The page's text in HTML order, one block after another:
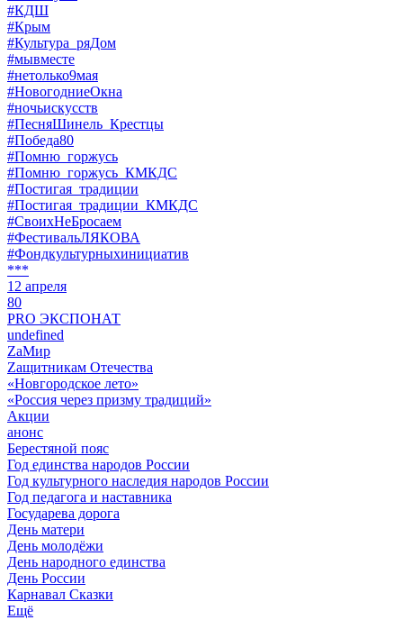
#КДШ
#Крым
#Культура_ряДом
#мывместе
#нетолько9мая
#НовогодниеОкна
#ночьискусств
#ПесняШинель_Крестцы
#Победа80
#Помню_горжусь
#Помню_горжусь_КМКДС
#Постигая_традиции
#Постигая_традиции_КМКДС
#СвоихНеБросаем
#ФестивальЛЯКОВА
#Фондкультурныхинициатив
***
12 апреля
80
PRO ЭКСПОНАТ
undefined
ZaМир
Zащитникам Отечества
«Новгородское лето»
«Россия через призму традиций»
Акции
анонс
Берестяной пояс
Год единства народов России
Год культурного наследия народов России
Год педагога и наставника
Государева дорога
День матери
День молодёжи
День народного единства
День России
Карнавал Сказки
Ещё